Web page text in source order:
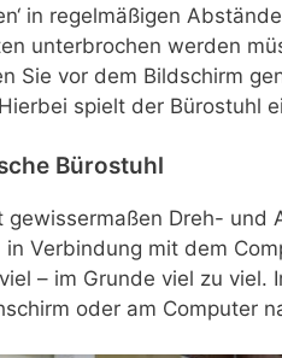
in regelmäßigen
unterbrochen werden
Sie vor dem Bildschirm
spielt der Bürostuhl
Bürostuhl
gewissermaßen Dreh- und
Verbindung mit dem
– im Grunde viel zu viel.
oder am Computer